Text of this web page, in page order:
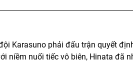
Karasuno phải đấu trận quyết
niềm nuối tiếc vô biên, Hinata đã